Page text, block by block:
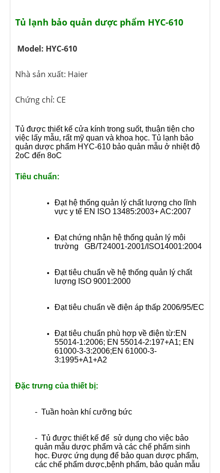
Tủ lạnh bảo quản dược phẩm HYC-610
Model: HYC-610
Nhà sản xuất: Haier
Chứng chỉ: CE
Tủ được thiết kế cửa kính trong suốt, thuận tiện cho
việc lấy mẫu, rất mỹ quan và khoa học. Tủ lạnh bảo
quản dược phẩm HYC-610 bảo quản mẫu ở nhiệt độ
2oC đến 8oC
Tiêu chuẩn:
Đạt hệ thống quản lý chất lượng cho lĩnh
vực y tế EN ISO 13485:2003+ AC:2007
Đạt chứng nhận hệ thống quản lý môi
trường GB/T24001-2001/ISO14001:2004
Đạt tiêu chuẩn về hệ thống quản lý chất
lượng ISO 9001:2000
Đạt tiêu chuẩn về điện áp thấp 2006/95/EC
Đạt tiêu chuẩn phù hợp về điện từ:EN
55014-1:2006; EN 55014-2:197+A1; EN
61000-3-3:2006;EN 61000-3-
3:1995+A1+A2
Đặc trưng của thiết bị:
- Tuần hoàn khí cưỡng bức
- Tủ được thiết kế để sử dụng cho việc bảo
quản mẫu dược phẩm và các chế phẩm sinh
học. Được ứng dụng để bảo quan dược phẩm,
các chế phẩm dược,bệnh phẩm, bảo quản mẫu